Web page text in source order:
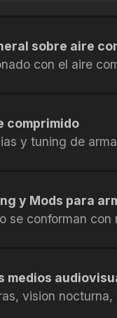
sobre aire
con el aire
comprimido
y tuning de
y Mods para
se conforman con
medios
vision nocturna,